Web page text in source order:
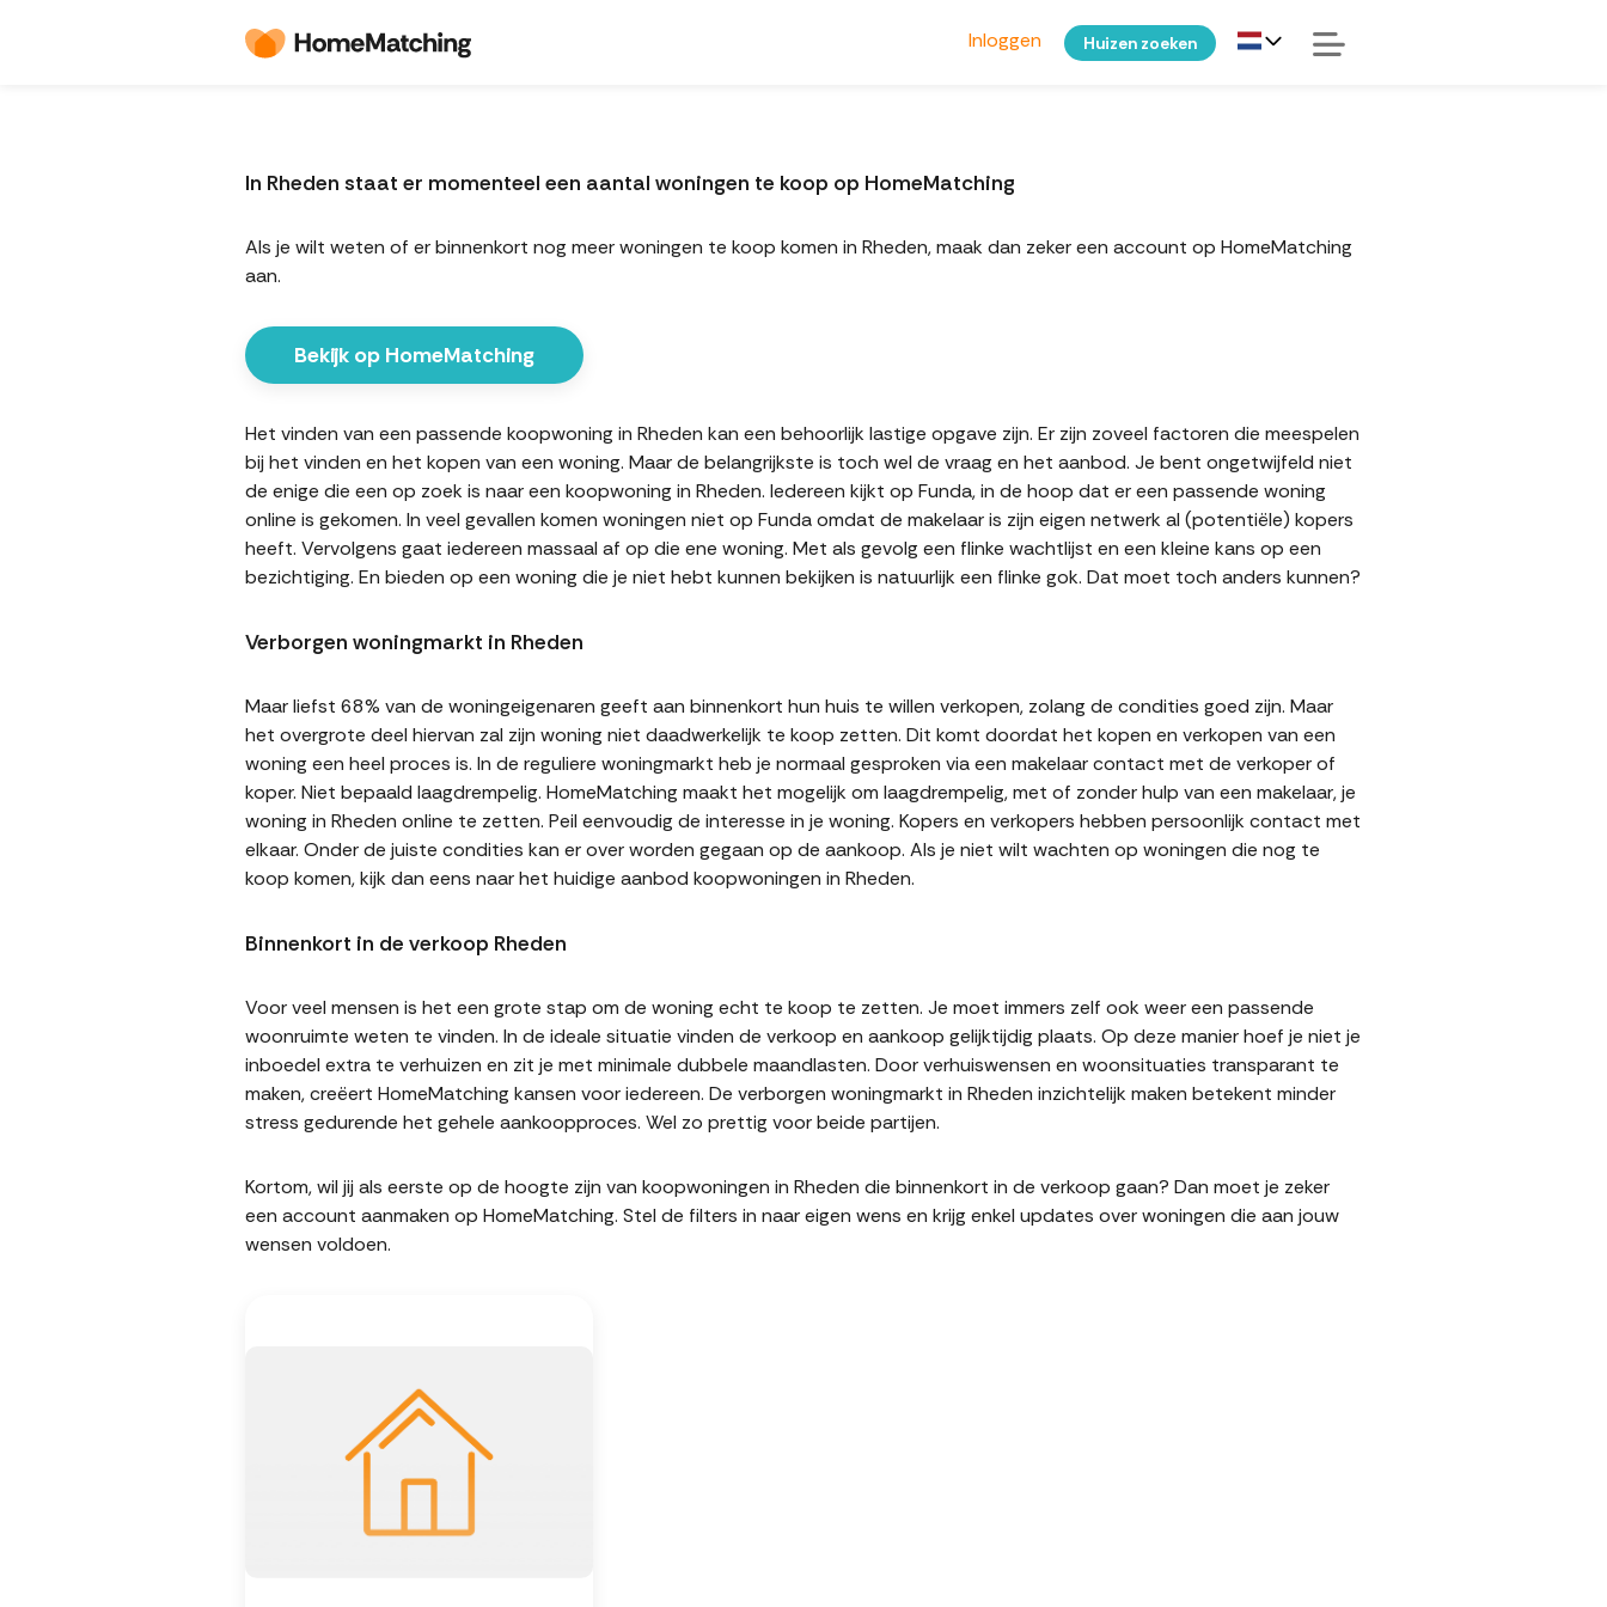
Inloggen Huizen zoeken
In Rheden staat er momenteel een aantal woningen te koop op HomeMatching
Als je wilt weten of er binnenkort nog meer woningen te koop komen in Rheden, maak dan zeker een account op HomeMatching
aan.
Bekijk op HomeMatching
Het vinden van een passende koopwoning in Rheden kan een behoorlijk lastige opgave zijn. Er zijn zoveel factoren die meespelen
bij het vinden en het kopen van een woning. Maar de belangrijkste is toch wel de vraag en het aanbod. Je bent ongetwijfeld niet
de enige die een op zoek is naar een koopwoning in Rheden. Iedereen kijkt op Funda, in de hoop dat er een passende woning
online is gekomen. In veel gevallen komen woningen niet op Funda omdat de makelaar is zijn eigen netwerk al (potentiële) kopers
heeft. Vervolgens gaat iedereen massaal af op die ene woning. Met als gevolg een flinke wachtlijst en een kleine kans op een
bezichtiging. En bieden op een woning die je niet hebt kunnen bekijken is natuurlijk een flinke gok. Dat moet toch anders kunnen?
Verborgen woningmarkt in Rheden
Maar liefst 68% van de woningeigenaren geeft aan binnenkort hun huis te willen verkopen, zolang de condities goed zijn. Maar
het overgrote deel hiervan zal zijn woning niet daadwerkelijk te koop zetten. Dit komt doordat het kopen en verkopen van een
woning een heel proces is. In de reguliere woningmarkt heb je normaal gesproken via een makelaar contact met de verkoper of
koper. Niet bepaald laagdrempelig. HomeMatching maakt het mogelijk om laagdrempelig, met of zonder hulp van een makelaar, je
woning in Rheden online te zetten. Peil eenvoudig de interesse in je woning. Kopers en verkopers hebben persoonlijk contact met
elkaar. Onder de juiste condities kan er over worden gegaan op de aankoop. Als je niet wilt wachten op woningen die nog te
koop komen, kijk dan eens naar het huidige aanbod koopwoningen in Rheden.
Binnenkort in de verkoop Rheden
Voor veel mensen is het een grote stap om de woning echt te koop te zetten. Je moet immers zelf ook weer een passende
woonruimte weten te vinden. In de ideale situatie vinden de verkoop en aankoop gelijktijdig plaats. Op deze manier hoef je niet je
inboedel extra te verhuizen en zit je met minimale dubbele maandlasten. Door verhuiswensen en woonsituaties transparant te
maken, creëert HomeMatching kansen voor iedereen. De verborgen woningmarkt in Rheden inzichtelijk maken betekent minder
stress gedurende het gehele aankoopproces. Wel zo prettig voor beide partijen.
Kortom, wil jij als eerste op de hoogte zijn van koopwoningen in Rheden die binnenkort in de verkoop gaan? Dan moet je zeker
een account aanmaken op HomeMatching. Stel de filters in naar eigen wens en krijg enkel updates over woningen die aan jouw
wensen voldoen.